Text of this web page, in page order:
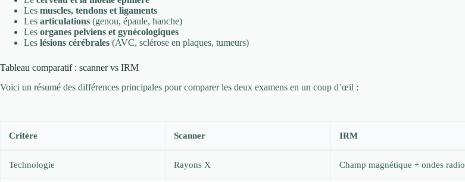
Les muscles, tendons et ligaments
Les articulations (genou, épaule, hanche)
Les organes pelviens et gynécologiques
Les lésions cérébrales (AVC, sclérose en plaques, tumeurs)
Tableau comparatif : scanner vs IRM
Voici un résumé des différences principales pour comparer les deux examens en un coup d’œil :
Critère Scanner IRM
Technologie Rayons X Champ magnétique + ondes radio